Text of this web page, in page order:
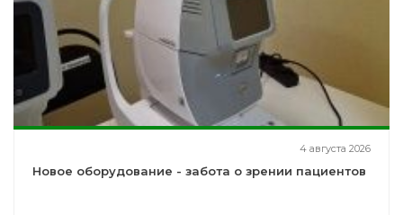
4 августа 2026
Новое оборудование - забота о зрении пациентов